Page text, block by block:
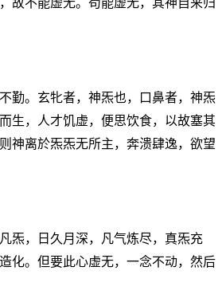
勤。玄牝者，神炁也，口鼻者，神炁
生，人才饥虚，便思饮食，以故塞其
神离於炁炁无所主，奔溃肆逸，欲望
炁，日久月深，凡气炼尽，真炁充
化。但要此心虚无，一念不动，然后